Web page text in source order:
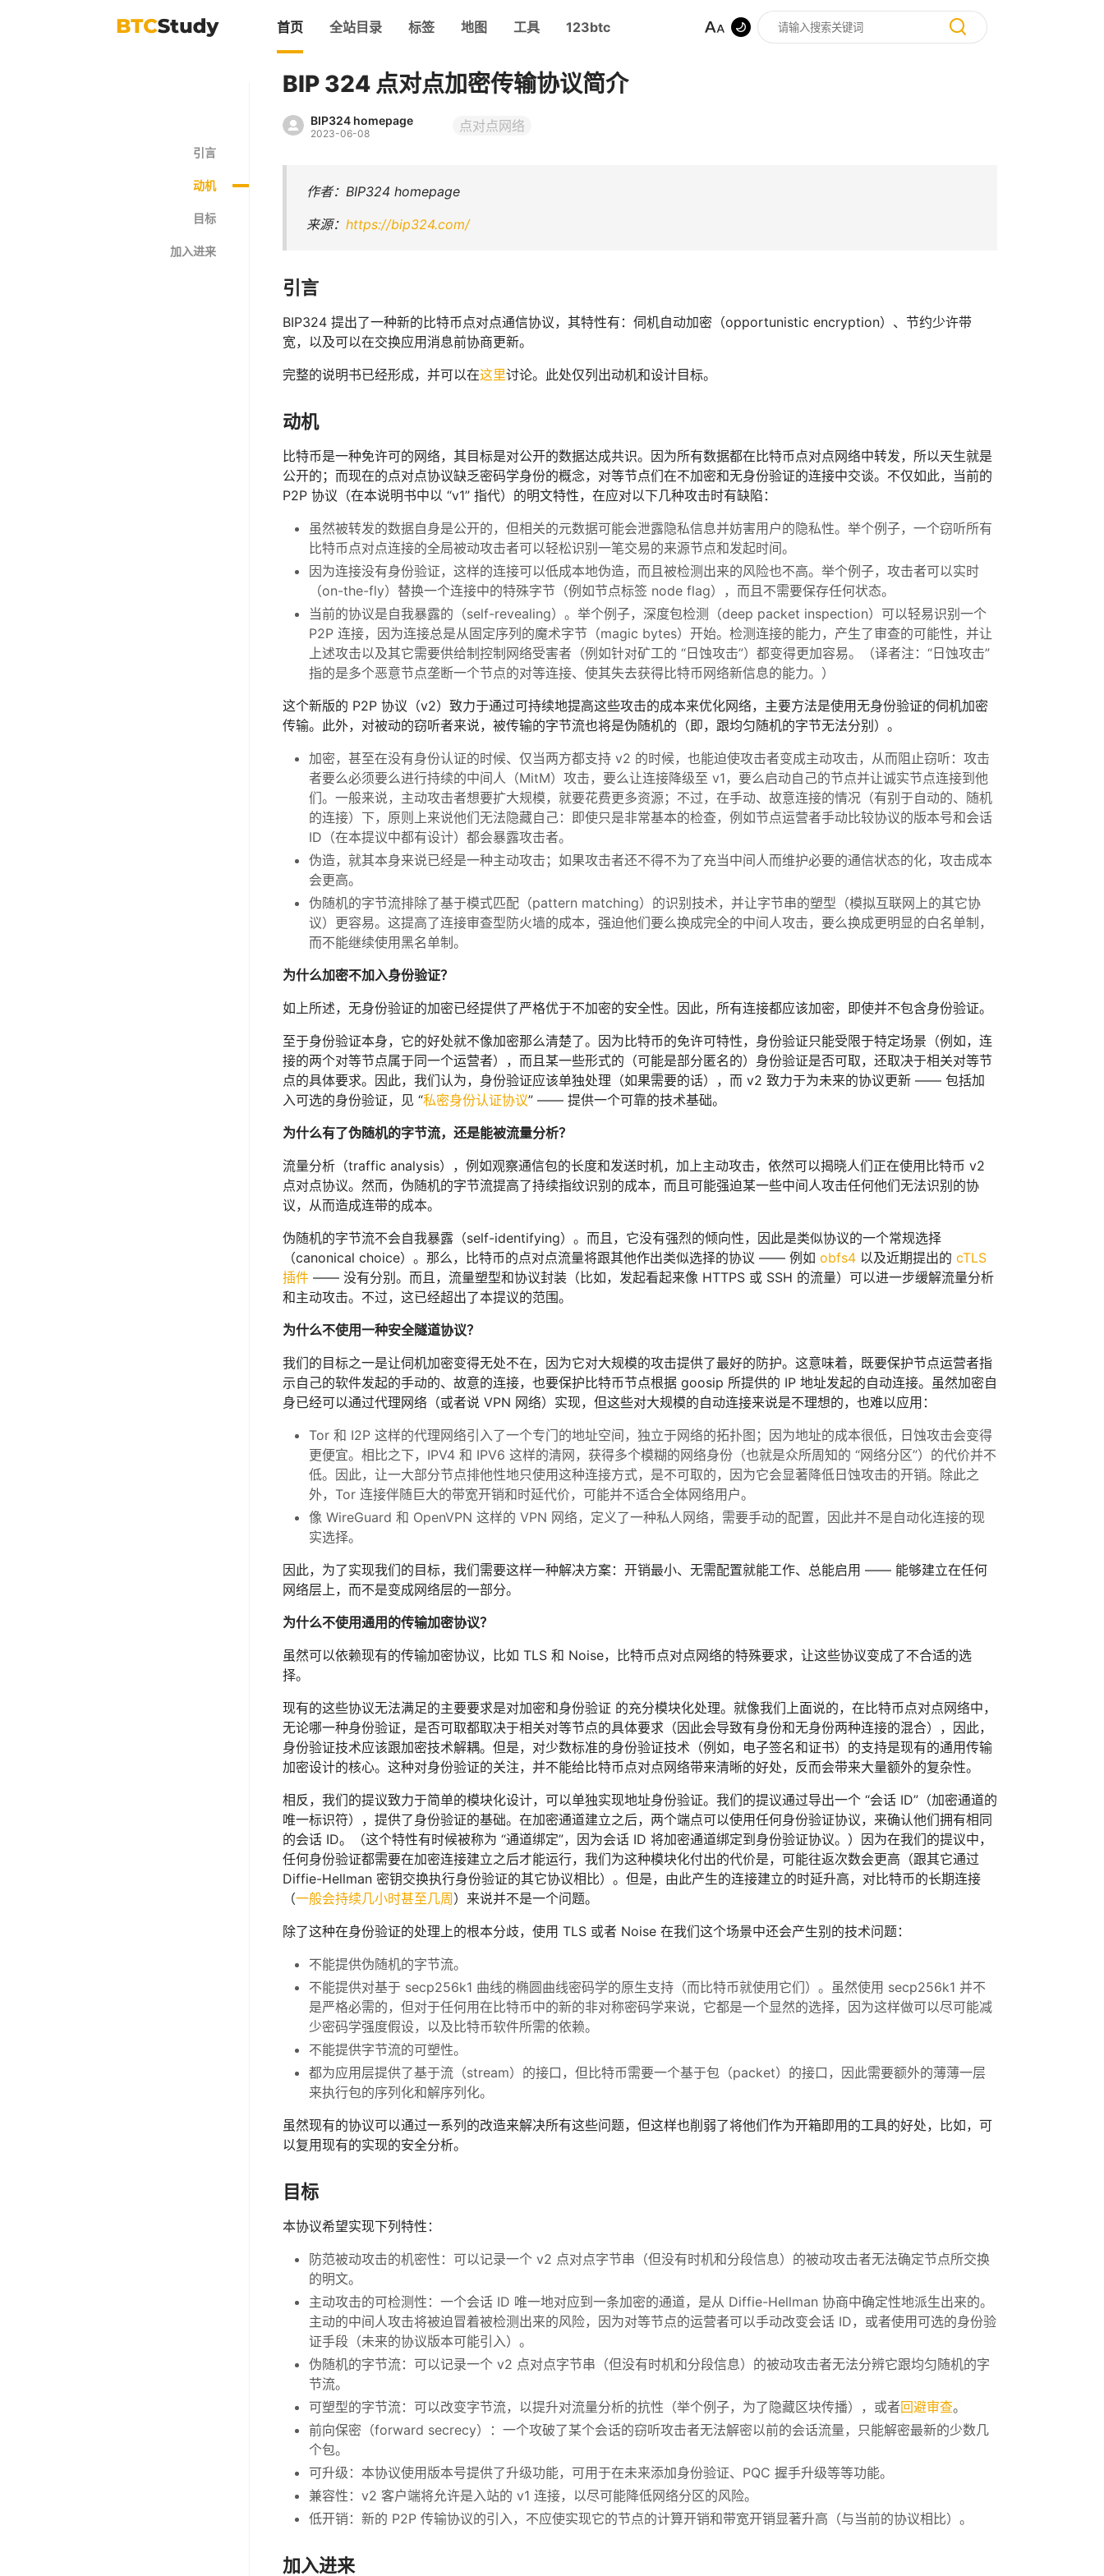
首页 全站目录 标签 地图 工具 123btc
引言
动机
目标
加入进来
BIP 324 点对点加密传输协议简介
BIP324 homepage
2023-06-08 点对点网络
作者：BIP324 homepage
来源： https://bip324.com/
引言
BIP324 提出了一种新的比特币点对点通信协议，其特性有：伺机自动加密（opportunistic encryption）、节约少许带
宽，以及可以在交换应用消息前协商更新。
完整的说明书已经形成，并可以在这里讨论。此处仅列出动机和设计目标。
动机
比特币是一种免许可的网络，其目标是对公开的数据达成共识。因为所有数据都在比特币点对点网络中转发，所以天生就是
公开的；而现在的点对点协议缺乏密码学身份的概念，对等节点们在不加密和无身份验证的连接中交谈。不仅如此，当前的
P2P 协议（在本说明书中以 “v1” 指代）的明文特性，在应对以下几种攻击时有缺陷：
虽然被转发的数据自身是公开的，但相关的元数据可能会泄露隐私信息并妨害用户的隐私性。举个例子，一个窃听所有
比特币点对点连接的全局被动攻击者可以轻松识别一笔交易的来源节点和发起时间。
因为连接没有身份验证，这样的连接可以低成本地伪造，而且被检测出来的风险也不高。举个例子，攻击者可以实时
（on-the-fly）替换一个连接中的特殊字节（例如节点标签 node flag），而且不需要保存任何状态。
当前的协议是自我暴露的（self-revealing）。举个例子，深度包检测（deep packet inspection）可以轻易识别一个
P2P 连接，因为连接总是从固定序列的魔术字节（magic bytes）开始。检测连接的能力，产生了审查的可能性，并让
上述攻击以及其它需要供给制控制网络受害者（例如针对矿工的 “日蚀攻击”）都变得更加容易。（译者注：“日蚀攻击”
指的是多个恶意节点垄断一个节点的对等连接、使其失去获得比特币网络新信息的能力。）
这个新版的 P2P 协议（v2）致力于通过可持续地提高这些攻击的成本来优化网络，主要方法是使用无身份验证的伺机加密
传输。此外，对被动的窃听者来说，被传输的字节流也将是伪随机的（即，跟均匀随机的字节无法分别）。
加密，甚至在没有身份认证的时候、仅当两方都支持 v2 的时候，也能迫使攻击者变成主动攻击，从而阻止窃听：攻击
者要么必须要么进行持续的中间人（MitM）攻击，要么让连接降级至 v1，要么启动自己的节点并让诚实节点连接到他
们。一般来说，主动攻击者想要扩大规模，就要花费更多资源；不过，在手动、故意连接的情况（有别于自动的、随机
的连接）下，原则上来说他们无法隐藏自己：即使只是非常基本的检查，例如节点运营者手动比较协议的版本号和会话
ID（在本提议中都有设计）都会暴露攻击者。
伪造，就其本身来说已经是一种主动攻击；如果攻击者还不得不为了充当中间人而维护必要的通信状态的化，攻击成本
会更高。
伪随机的字节流排除了基于模式匹配（pattern matching）的识别技术，并让字节串的塑型（模拟互联网上的其它协
议）更容易。这提高了连接审查型防火墙的成本，强迫他们要么换成完全的中间人攻击，要么换成更明显的白名单制，
而不能继续使用黑名单制。
为什么加密不加入身份验证？
如上所述，无身份验证的加密已经提供了严格优于不加密的安全性。因此，所有连接都应该加密，即使并不包含身份验证。
至于身份验证本身，它的好处就不像加密那么清楚了。因为比特币的免许可特性，身份验证只能受限于特定场景（例如，连
接的两个对等节点属于同一个运营者），而且某一些形式的（可能是部分匿名的）身份验证是否可取，还取决于相关对等节
点的具体要求。因此，我们认为，身份验证应该单独处理（如果需要的话），而 v2 致力于为未来的协议更新 —— 包括加
入可选的身份验证，见 “私密身份认证协议” —— 提供一个可靠的技术基础。
为什么有了伪随机的字节流，还是能被流量分析？
流量分析（traffic analysis），例如观察通信包的长度和发送时机，加上主动攻击，依然可以揭晓人们正在使用比特币 v2
点对点协议。然而，伪随机的字节流提高了持续指纹识别的成本，而且可能强迫某一些中间人攻击任何他们无法识别的协
议，从而造成连带的成本。
伪随机的字节流不会自我暴露（self-identifying）。而且，它没有强烈的倾向性，因此是类似协议的一个常规选择
（canonical choice）。那么，比特币的点对点流量将跟其他作出类似选择的协议 —— 例如 obfs4 以及近期提出的 cTLS
插件 —— 没有分别。而且，流量塑型和协议封装（比如，发起看起来像 HTTPS 或 SSH 的流量）可以进一步缓解流量分析
和主动攻击。不过，这已经超出了本提议的范围。
为什么不使用一种安全隧道协议？
我们的目标之一是让伺机加密变得无处不在，因为它对大规模的攻击提供了最好的防护。这意味着，既要保护节点运营者指
示自己的软件发起的手动的、故意的连接，也要保护比特币节点根据 goosip 所提供的 IP 地址发起的自动连接。虽然加密自
身已经可以通过代理网络（或者说 VPN 网络）实现，但这些对大规模的自动连接来说是不理想的，也难以应用：
Tor 和 I2P 这样的代理网络引入了一个专门的地址空间，独立于网络的拓扑图；因为地址的成本很低，日蚀攻击会变得
更便宜。相比之下，IPV4 和 IPV6 这样的清网，获得多个模糊的网络身份（也就是众所周知的 “网络分区”）的代价并不
低。因此，让一大部分节点排他性地只使用这种连接方式，是不可取的，因为它会显著降低日蚀攻击的开销。除此之
外，Tor 连接伴随巨大的带宽开销和时延代价，可能并不适合全体网络用户。
像 WireGuard 和 OpenVPN 这样的 VPN 网络，定义了一种私人网络，需要手动的配置，因此并不是自动化连接的现
实选择。
因此，为了实现我们的目标，我们需要这样一种解决方案：开销最小、无需配置就能工作、总能启用 —— 能够建立在任何
网络层上，而不是变成网络层的一部分。
为什么不使用通用的传输加密协议？
虽然可以依赖现有的传输加密协议，比如 TLS 和 Noise，比特币点对点网络的特殊要求，让这些协议变成了不合适的选
择。
现有的这些协议无法满足的主要要求是对加密和身份验证 的充分模块化处理。就像我们上面说的，在比特币点对点网络中，
无论哪一种身份验证，是否可取都取决于相关对等节点的具体要求（因此会导致有身份和无身份两种连接的混合），因此，
身份验证技术应该跟加密技术解耦。但是，对少数标准的身份验证技术（例如，电子签名和证书）的支持是现有的通用传输
加密设计的核心。这种对身份验证的关注，并不能给比特币点对点网络带来清晰的好处，反而会带来大量额外的复杂性。
相反，我们的提议致力于简单的模块化设计，可以单独实现地址身份验证。我们的提议通过导出一个 “会话 ID”（加密通道的
唯一标识符），提供了身份验证的基础。在加密通道建立之后，两个端点可以使用任何身份验证协议，来确认他们拥有相同
的会话 ID。（这个特性有时候被称为 “通道绑定”，因为会话 ID 将加密通道绑定到身份验证协议。）因为在我们的提议中，
任何身份验证都需要在加密连接建立之后才能运行，我们为这种模块化付出的代价是，可能往返次数会更高（跟其它通过
Diffie-Hellman 密钥交换执行身份验证的其它协议相比）。但是，由此产生的连接建立的时延升高，对比特币的长期连接
（一般会持续几小时甚至几周 ）来说并不是一个问题。
除了这种在身份验证的处理上的根本分歧，使用 TLS 或者 Noise 在我们这个场景中还会产生别的技术问题：
不能提供伪随机的字节流。
不能提供对基于 secp256k1 曲线的椭圆曲线密码学的原生支持（而比特币就使用它们）。虽然使用 secp256k1 并不
是严格必需的，但对于任何用在比特币中的新的非对称密码学来说，它都是一个显然的选择，因为这样做可以尽可能减
少密码学强度假设，以及比特币软件所需的依赖。
不能提供字节流的可塑性。
都为应用层提供了基于流（stream）的接口，但比特币需要一个基于包（packet）的接口，因此需要额外的薄薄一层
来执行包的序列化和解序列化。
虽然现有的协议可以通过一系列的改造来解决所有这些问题，但这样也削弱了将他们作为开箱即用的工具的好处，比如，可
以复用现有的实现的安全分析。
目标
本协议希望实现下列特性：
防范被动攻击的机密性：可以记录一个 v2 点对点字节串（但没有时机和分段信息）的被动攻击者无法确定节点所交换
的明文。
主动攻击的可检测性：一个会话 ID 唯一地对应到一条加密的通道，是从 Diffie-Hellman 协商中确定性地派生出来的。
主动的中间人攻击将被迫冒着被检测出来的风险，因为对等节点的运营者可以手动改变会话 ID，或者使用可选的身份验
证手段（未来的协议版本可能引入）。
伪随机的字节流：可以记录一个 v2 点对点字节串（但没有时机和分段信息）的被动攻击者无法分辨它跟均匀随机的字
节流。
可塑型的字节流：可以改变字节流，以提升对流量分析的抗性（举个例子，为了隐藏区块传播），或者回避审查。
前向保密（forward secrecy）：一个攻破了某个会话的窃听攻击者无法解密以前的会话流量，只能解密最新的少数几
个包。
可升级：本协议使用版本号提供了升级功能，可用于在未来添加身份验证、PQC 握手升级等等功能。
兼容性：v2 客户端将允许是入站的 v1 连接，以尽可能降低网络分区的风险。
低开销：新的 P2P 传输协议的引入，不应使实现它的节点的计算开销和带宽开销显著升高（与当前的协议相比）。
加入进来